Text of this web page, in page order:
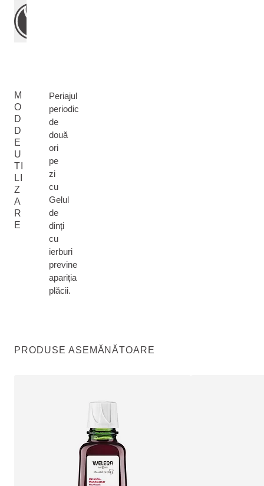
M
O
D
D
E
U
TI
LI
Z
A
R
E
Periajul
periodic
de
două
ori
pe
zi
cu
Gelul
de
dinți
cu
ierburi
previne
apariția
plăcii.
PRODUSE ASEMĂNĂTOARE